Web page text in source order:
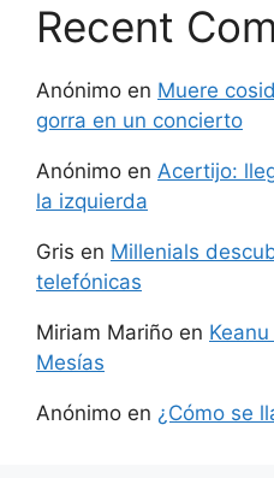
Recent
Anónimo en Muere
gorra en un concierto
Anónimo en Acertijo:
la izquierda
Gris en Millenials
telefónicas
Miriam Mariño en
Mesías
Anónimo en ¿Cómo se